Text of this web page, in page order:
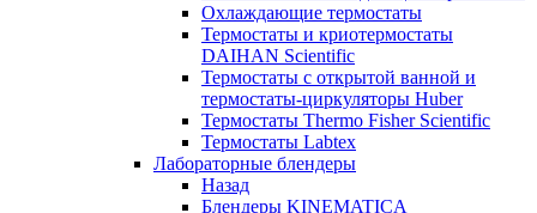
Охлаждающие термостаты
Термостаты и криотермостаты
DAIHAN Scientific
Термостаты с открытой ванной и
термостаты-циркуляторы Huber
Термостаты Thermo Fisher Scientific
Термостаты Labtex
Лабораторные блендеры
Назад
Блендеры KINEMATICA